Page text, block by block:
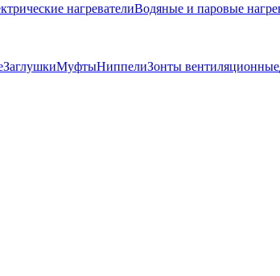
нагревателиВодяные и паровые
ЗаглушкиМуфтыНиппелиЗонты вентиляционные